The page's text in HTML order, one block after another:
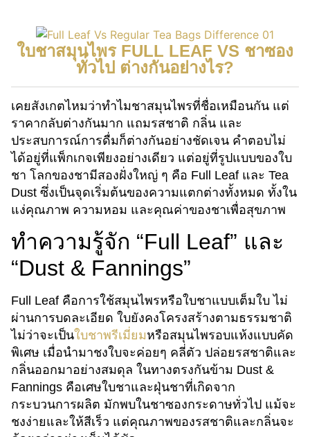
ใบชาสมุนไพร FULL LEAF VS ชาซอง
ทั่วไป ต่างกันอย่างไร?
เคยสังเกตไหมว่าทำไมชาสมุนไพรที่ชื่อเหมือนกัน แต่
ราคากลับต่างกันมาก แถมรสชาติ กลิ่น และ
ประสบการณ์การดื่มก็ต่างกันอย่างชัดเจน คำตอบไม่
ได้อยู่ที่แพ็กเกจเพียงอย่างเดียว แต่อยู่ที่รูปแบบของใบ
ชา โลกของชามีสองฝั่งใหญ่ ๆ คือ Full Leaf และ Tea
Dust ซึ่งเป็นจุดเริ่มต้นของความแตกต่างทั้งหมด ทั้งใน
แง่คุณภาพ ความหอม และคุณค่าของชาเพื่อสุขภาพ
ทำความรู้จัก “Full Leaf” และ
“Dust & Fannings”
Full Leaf คือการใช้สมุนไพรหรือใบชาแบบเต็มใบ ไม่
ผ่านการบดละเอียด ใบยังคงโครงสร้างตามธรรมชาติ
ไม่ว่าจะเป็นใบชาพรีเมี่ยมหรือสมุนไพรอบแห้งแบบคัด
พิเศษ เมื่อนำมาชงใบจะค่อยๆ คลี่ตัว ปล่อยรสชาติและ
กลิ่นออกมาอย่างสมดุล ในทางตรงกันข้าม Dust &
Fannings คือเศษใบชาและฝุ่นชาที่เกิดจาก
กระบวนการผลิต มักพบในชาซองกระดาษทั่วไป แม้จะ
ชงง่ายและให้สีเร็ว แต่คุณภาพของรสชาติและกลิ่นจะ